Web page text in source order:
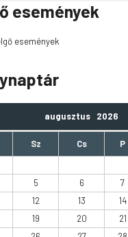
események
események
augusztus 2026
Sz Cs P
5 6 7
12 13 14
19 20 21